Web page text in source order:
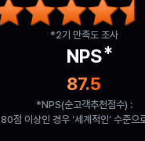
*2기 만족도 조사
NPS*
87.5
*NPS(순고객추천점수) :
80점 이상인 경우 ‘세계적인’ 수준으